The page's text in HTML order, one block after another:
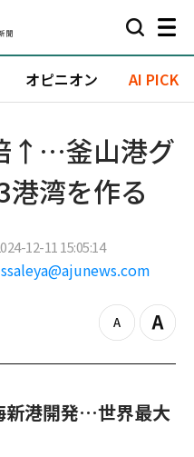
オピニオン AI PICK
↑…釜山港グ
港湾を作る
12-11 15:05:14
ssaleya@ajunews.com
z
o
u
Z
o
n
新港開発…世界最大